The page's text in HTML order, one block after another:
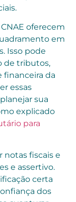
oferecem
em
Isso pode
de tributos,
da
essas
sua
explicado
para
notas fiscais e
e assertivo.
certa
dos